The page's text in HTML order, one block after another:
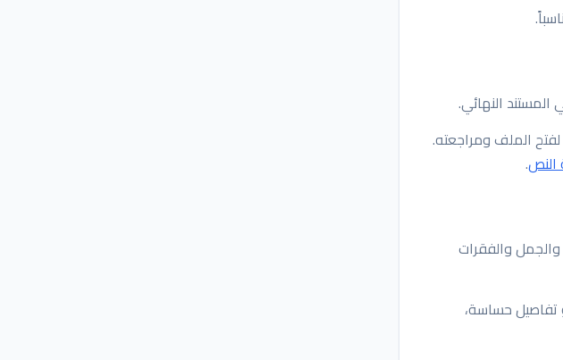
لفتح الملف ومراجعته.
النص.
والفقرات
تفاصيل حساسة،